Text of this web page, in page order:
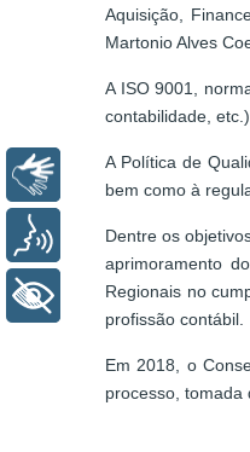
Aquisição,
Martonio Alves
A ISO 9001,
contabilidade,
A Política de
bem como à
Dentre os
aprimoramento
Regionais no
profissão contábil.
Em 2018, o
processo, tomada
Libras
Voz
+ Acessibilidade